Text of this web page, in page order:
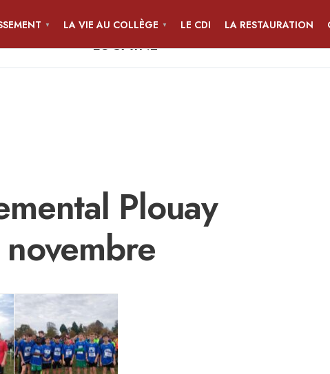
COLLÈGE JEAN-PIERRE CALLOC'H
LOCMINÉ
LA VIE AU COLLÈGE LE CDI LA RESTAURATION
Plouay